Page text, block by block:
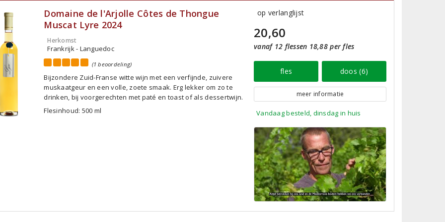
Domaine de l'Arjolle Côtes de Thongue
Muscat Lyre 2024
Herkomst
Frankrijk - Languedoc
(1 beoordeling)
Bijzondere Zuid-Franse witte wijn met een verfijnde, zuivere
muskaatgeur en een volle, zoete smaak. Erg lekker om zo te
drinken, bij voorgerechten met paté en toast of als dessertwijn.
Flesinhoud: 500 ml
op verlanglijst
20,60
vanaf 12 flessen 18,88 per fles
fles doos (6)
meer informatie
Vandaag besteld, dinsdag in huis